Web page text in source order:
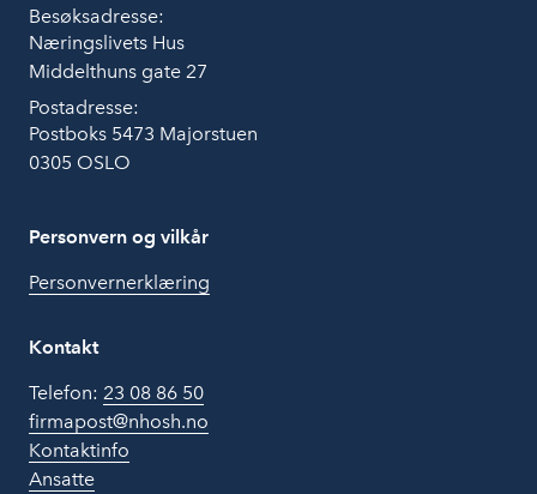
Besøksadresse:
Næringslivets Hus
Middelthuns gate 27
Postadresse:
Postboks 5473 Majorstuen
0305 OSLO
Personvern og vilkår
Personvernerklæring
Kontakt
Telefon: 23 08 86 50
firmapost@nhosh.no
Kontaktinfo
Ansatte